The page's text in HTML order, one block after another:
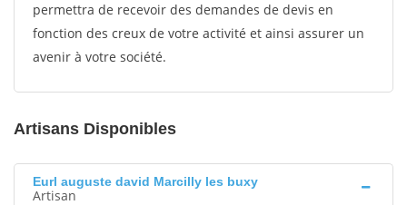
permettra de recevoir des demandes de devis en
fonction des creux de votre activité et ainsi assurer un
avenir à votre société.
Artisans Disponibles
Eurl auguste david Marcilly les buxy
Artisan